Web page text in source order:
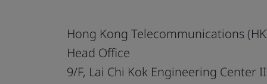
Hong Kong Telecommunications
Head Office
9/F, Lai Chi Kok Engineering Center II